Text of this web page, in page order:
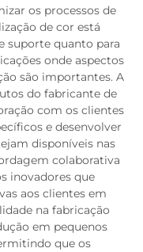
os processos de
de cor está
suporte quanto para
onde aspectos
são importantes. A
do fabricante de
com os clientes
e desenvolver
disponíveis nas
colaborativa
inovadores que
aos clientes em
na fabricação
em pequenos
que os